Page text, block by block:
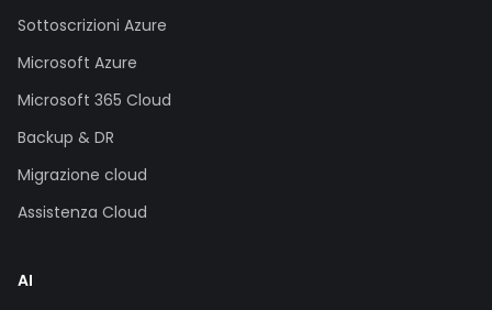
Sottoscrizioni Azure
Microsoft Azure
Microsoft 365 Cloud
Backup & DR
Migrazione cloud
Assistenza Cloud
AI